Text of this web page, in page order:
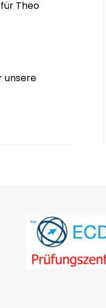
Theo
unsere